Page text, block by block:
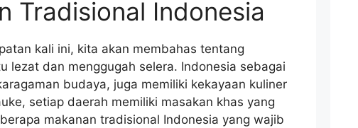
Tradisional Indonesia
kali ini, kita akan membahas tentang
lezat dan menggugah selera. Indonesia sebagai
budaya, juga memiliki kekayaan kuliner
setiap daerah memiliki masakan khas yang
makanan tradisional Indonesia yang wajib